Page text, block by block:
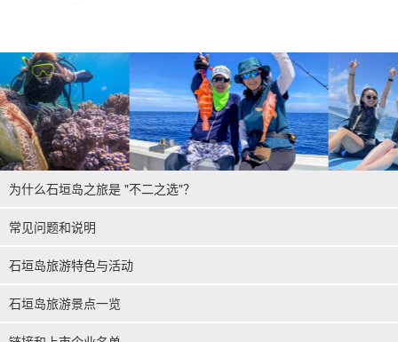
为什么石垣岛之旅是 "不二之选"？
常见问题和说明
石垣岛旅游特色与活动
石垣岛旅游景点一览